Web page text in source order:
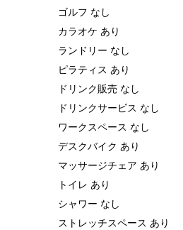
ゴルフ なし
カラオケ あり
ランドリー なし
ピラティス あり
ドリンク販売 なし
ドリンクサービス なし
ワークスペース なし
デスクバイク あり
マッサージチェア あり
トイレ あり
シャワー なし
ストレッチスペース あり